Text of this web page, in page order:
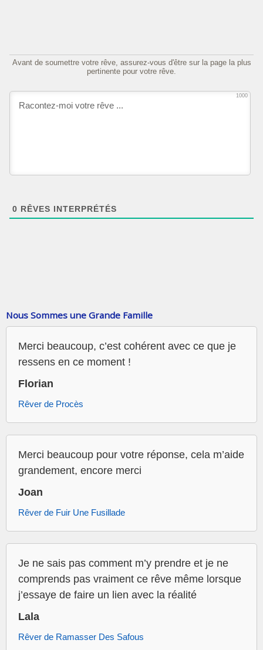
Avant de soumettre votre rêve, assurez-vous d'être sur la page la plus
pertinente pour votre rêve.
1000
0 RÊVES INTERPRÉTÉS
Nous Sommes une Grande Famille
Merci beaucoup, c’est cohérent avec ce que je
ressens en ce moment !
Florian
Rêver de Procès
Merci beaucoup pour votre réponse, cela m’aide
grandement, encore merci
Joan
Rêver de Fuir Une Fusillade
Je ne sais pas comment m’y prendre et je ne
comprends pas vraiment ce rêve même lorsque
j’essaye de faire un lien avec la réalité
Lala
Rêver de Ramasser Des Safous